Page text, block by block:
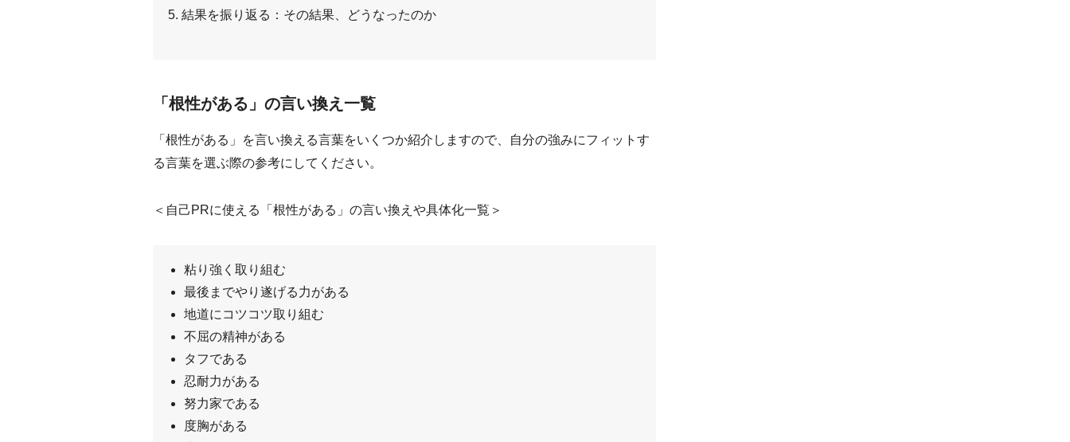
結果を振り返る：その結果、どうなったのか
「根性がある」の言い換え一覧
「根性がある」を言い換える言葉をいくつか紹介しますので、自分の強みにフィットす
る言葉を選ぶ際の参考にしてください。
＜自己PRに使える「根性がある」の言い換えや具体化一覧＞
粘り強く取り組む
最後までやり遂げる力がある
地道にコツコツ取り組む
不屈の精神がある
タフである
忍耐力がある
努力家である
度胸がある